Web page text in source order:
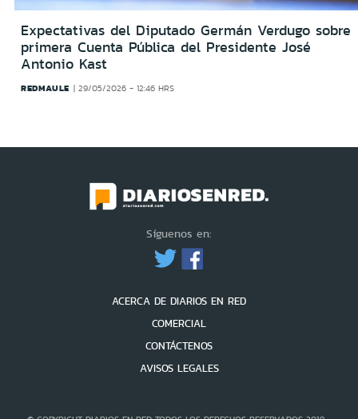
Expectativas del Diputado Germán Verdugo sobre
primera Cuenta Pública del Presidente José
Antonio Kast
REDMAULE 29/05/2026 - 12:46 HRS
Síguenos en:
ACERCA DE DIARIOS EN RED
COMERCIAL
CONTÁCTENOS
AVISOS LEGALES